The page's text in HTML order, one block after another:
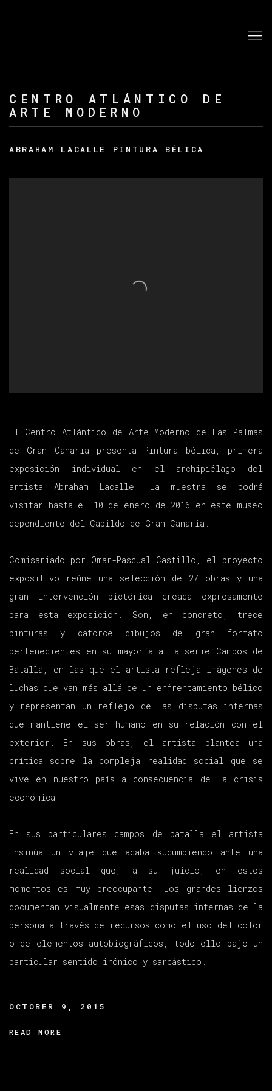
CENTRO ATLÁNTICO DE
ARTE MODERNO
ABRAHAM LACALLE PINTURA BÉLICA
El Centro Atlántico de Arte Moderno de Las Palmas
de Gran Canaria presenta Pintura bélica , primera
exposición individual en el archipiélago del
artista Abraham Lacalle. La muestra se podrá
visitar hasta el 10 de enero de 2016 en este museo
dependiente del Cabildo de Gran Canaria.
Comisariado por Omar-Pascual Castillo, el proyecto
expositivo reúne una selección de 27 obras y una
gran intervención pictórica creada expresamente
para esta exposición. Son, en concreto, trece
pinturas y catorce dibujos de gran formato
pertenecientes en su mayoría a la serie Campos de
Batalla , en las que el artista refleja imágenes de
luchas que van más allá de un enfrentamiento bélico
y representan un reflejo de las disputas internas
que mantiene el ser humano en su relación con el
exterior. En sus obras, el artista plantea una
crítica sobre la compleja realidad social que se
vive en nuestro país a consecuencia de la crisis
económica.
En sus particulares campos de batalla el artista
insinúa un viaje que acaba sucumbiendo ante una
realidad social que, a su juicio, en estos
momentos es muy preocupante. Los grandes lienzos
documentan visualmente esas disputas internas de la
persona a través de recursos como el uso del color
o de elementos autobiográficos, todo ello bajo un
particular sentido irónico y sarcástico.
OCTOBER 9, 2015
READ MORE